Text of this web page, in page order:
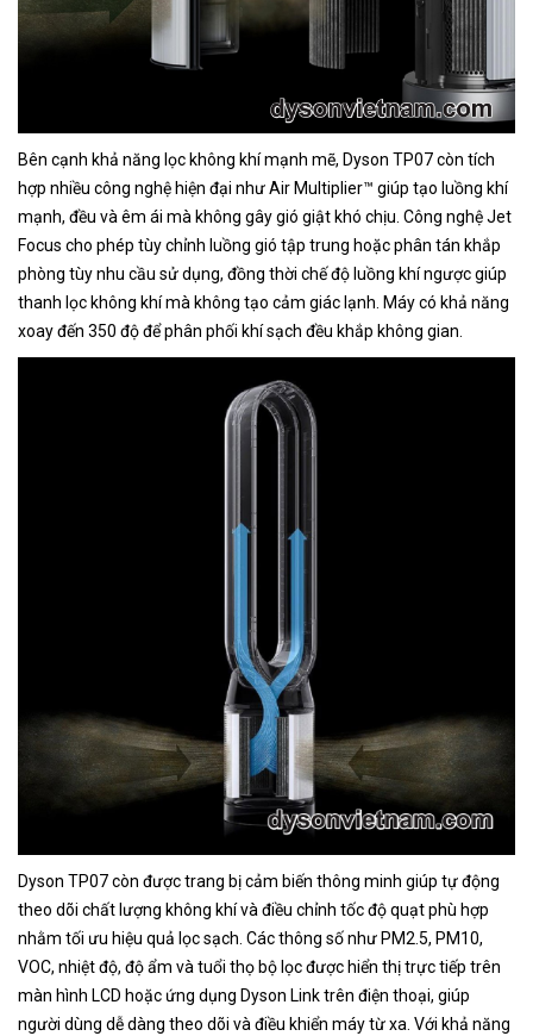
Bên cạnh khả năng lọc không khí mạnh mẽ, Dyson TP07 còn tích
hợp nhiều công nghệ hiện đại như Air Multiplier™ giúp tạo luồng khí
mạnh, đều và êm ái mà không gây gió giật khó chịu. Công nghệ Jet
Focus cho phép tùy chỉnh luồng gió tập trung hoặc phân tán khắp
phòng tùy nhu cầu sử dụng, đồng thời chế độ luồng khí ngược giúp
thanh lọc không khí mà không tạo cảm giác lạnh. Máy có khả năng
xoay đến 350 độ để phân phối khí sạch đều khắp không gian.
Dyson TP07 còn được trang bị cảm biến thông minh giúp tự động
theo dõi chất lượng không khí và điều chỉnh tốc độ quạt phù hợp
nhằm tối ưu hiệu quả lọc sạch. Các thông số như PM2.5, PM10,
VOC, nhiệt độ, độ ẩm và tuổi thọ bộ lọc được hiển thị trực tiếp trên
màn hình LCD hoặc ứng dụng Dyson Link trên điện thoại, giúp
người dùng dễ dàng theo dõi và điều khiển máy từ xa. Với khả năng